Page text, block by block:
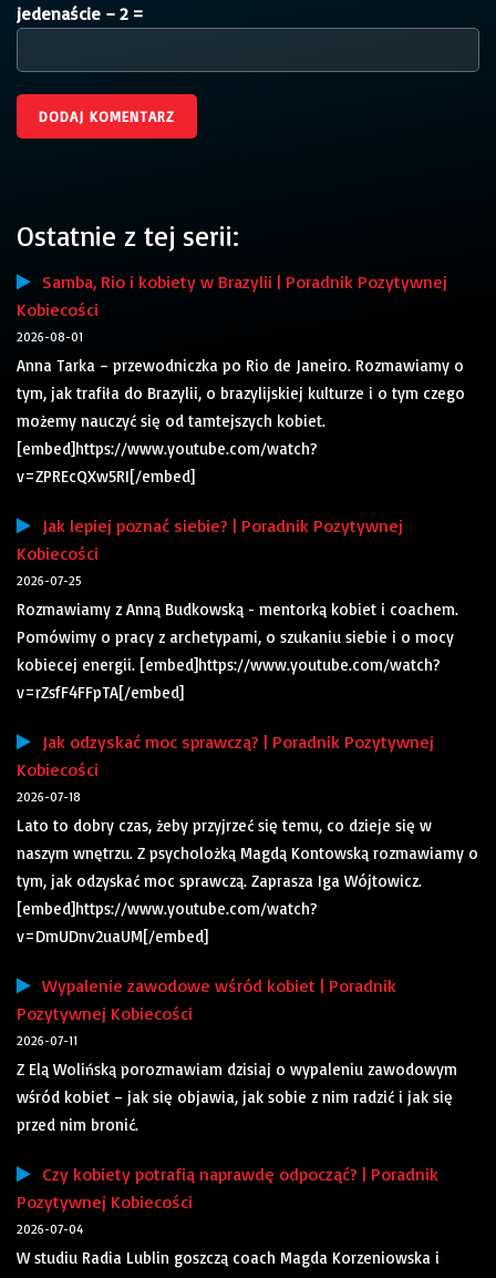
jedenaście − 2 =
Ostatnie z tej serii:
Samba, Rio i kobiety w Brazylii | Poradnik Pozytywnej
Kobiecości
2026-08-01
Anna Tarka – przewodniczka po Rio de Janeiro. Rozmawiamy o
tym, jak trafiła do Brazylii, o brazylijskiej kulturze i o tym czego
możemy nauczyć się od tamtejszych kobiet.
[embed]https://www.youtube.com/watch?
v=ZPREcQXw5RI[/embed]
Jak lepiej poznać siebie? | Poradnik Pozytywnej
Kobiecości
2026-07-25
Rozmawiamy z Anną Budkowską - mentorką kobiet i coachem.
Pomówimy o pracy z archetypami, o szukaniu siebie i o mocy
kobiecej energii. [embed]https://www.youtube.com/watch?
v=rZsfF4FFpTA[/embed]
Jak odzyskać moc sprawczą? | Poradnik Pozytywnej
Kobiecości
2026-07-18
Lato to dobry czas, żeby przyjrzeć się temu, co dzieje się w
naszym wnętrzu. Z psycholożką Magdą Kontowską rozmawiamy o
tym, jak odzyskać moc sprawczą. Zaprasza Iga Wójtowicz.
[embed]https://www.youtube.com/watch?
v=DmUDnv2uaUM[/embed]
Wypalenie zawodowe wśród kobiet | Poradnik
Pozytywnej Kobiecości
2026-07-11
Z Elą Wolińską porozmawiam dzisiaj o wypaleniu zawodowym
wśród kobiet – jak się objawia, jak sobie z nim radzić i jak się
przed nim bronić.
Czy kobiety potrafią naprawdę odpocząć? | Poradnik
Pozytywnej Kobiecości
2026-07-04
W studiu Radia Lublin goszczą coach Magda Korzeniowska i